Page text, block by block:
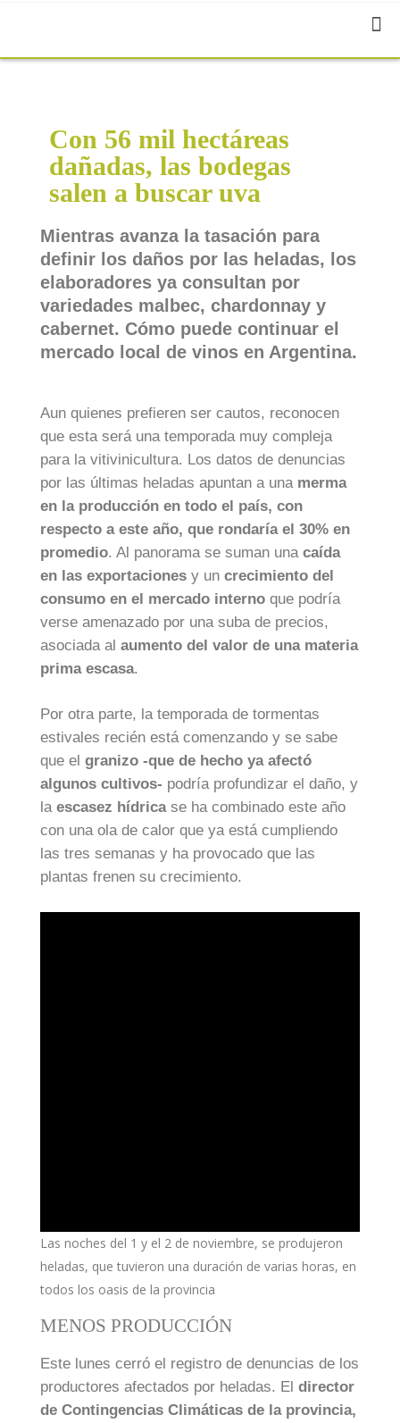
Con 56 mil hectáreas
dañadas, las bodegas
salen a buscar uva
Mientras avanza la tasación para
definir los daños por las heladas, los
elaboradores ya consultan por
variedades malbec, chardonnay y
cabernet. Cómo puede continuar el
mercado local de vinos en Argentina.
Aun quienes prefieren ser cautos, reconocen
que esta será una temporada muy compleja
para la vitivinicultura. Los datos de denuncias
por las últimas heladas apuntan a una merma
en la producción en todo el país, con
respecto a este año, que rondaría el 30% en
promedio. Al panorama se suman una caída
en las exportaciones y un crecimiento del
consumo en el mercado interno que podría
verse amenazado por una suba de precios,
asociada al aumento del valor de una materia
prima escasa.
Por otra parte, la temporada de tormentas
estivales recién está comenzando y se sabe
que el granizo -que de hecho ya afectó
algunos cultivos- podría profundizar el daño, y
la escasez hídricase ha combinado este año
con una ola de calor que ya está cumpliendo
las tres semanas y ha provocado que las
plantas frenen su crecimiento.
Las noches del 1 y el 2 de noviembre, se produjeron
heladas, que tuvieron una duración de varias horas, en
todos los oasis de la provincia
MENOS PRODUCCIÓN
Este lunes cerró el registro de denuncias de los
productores afectados por heladas. El director
de Contingencias Climáticas de la provincia,